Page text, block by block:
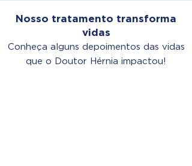
Nosso tratamento transforma
vidas
Conheça alguns depoimentos das vidas
que o Doutor Hérnia impactou!